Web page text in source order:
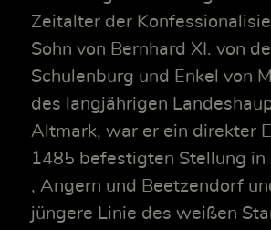
Zeitalter der
Sohn von Bernhard XI. von
Schulenburg und Enkel von
des langjährigen
Altmark, war er ein direkter
1485 befestigten Stellung in
, Angern und Beetzendorf
jüngere Linie des weißen